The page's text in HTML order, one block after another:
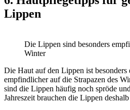
Lippen
Die Lippen sind besonders
Winter
Die Haut auf den Lippen ist besonders
empfindlicher auf die Strapazen des
sind die Lippen häufig noch spröde
Jahreszeit brauchen die Lippen